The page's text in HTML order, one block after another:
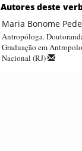
Autores deste
Maria Bonome
Antropóloga.
Graduação em
Nacional (RJ)